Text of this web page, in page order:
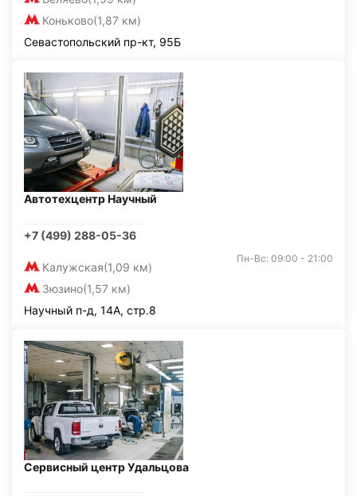
Коньково(1,87 км)
Севастопольский пр-кт, 95Б
Автотехцентр Научный
+7 (499) 288-05-36
Калужская(1,09 км)
Зюзино(1,57 км)
Пн-Вс: 09:00 - 21:00
Научный п-д, 14А, стр.8
Сервисный центр Удальцова